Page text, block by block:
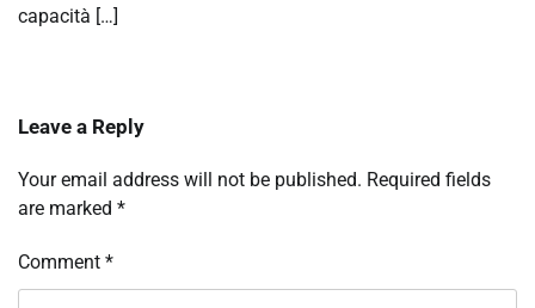
capacità […]
Leave a Reply
Your email address will not be published. Required fields
are marked *
Comment *